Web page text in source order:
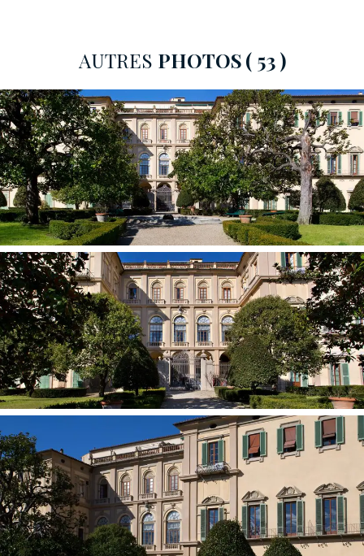
spacieuses et spectaculaire : la grande salle pour les
fêtes, la sala dei Ciseri et une plus petite salle de
séjour.
La magnificence de l'intérieurconserve son charme
incroyable qui date du Risorgimento, quand le Palais
comptait parmi ses invités les plus grands interprètes
de la vie culturelle italienne et européenne, comme
Giacomo Leopardi, Alessandro Manzoni, Massimo
d'Azeglio et Giuseppe Giusti
AUTRES PHOTOS( 53 )